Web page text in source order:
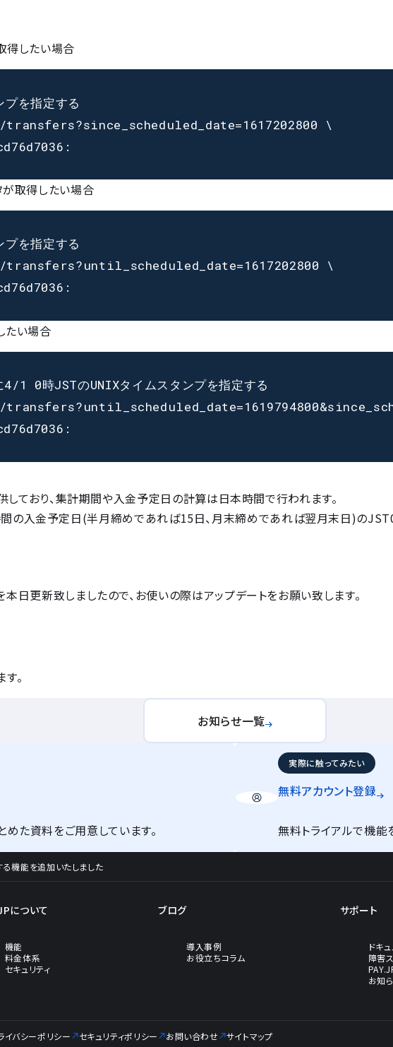
得したい場合
を指定する
\
取得したい場合
を指定する
\
たい場合
時JSTのUNIXタイムスタンプを指定する
ており、集計期間や入金予定日の計算は日本時間で行われます。
の入金予定日(半月締めであれば15日、月末締めであれば翌月末日)の
更新致しましたので、お使いの際はアップデートをお願い致します。
。
お知らせ一覧
た資料をご用意しています。
実際に触ってみたい
無料アカウント登録
無料トライアルで機能
機能を追加いたしました
について
機能
料金体系
セキュリティ
ブログ
導入事例
お役立ちコラム
サポート
ドキ
障害
お知
イバシーポリシー セキュリティポリシー お問い合わせ サイトマップ